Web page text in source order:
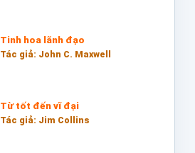
Tinh hoa lãnh đạo
Tác giả: John C. Maxwell
Từ tốt đến vĩ đại
Tác giả: Jim Collins